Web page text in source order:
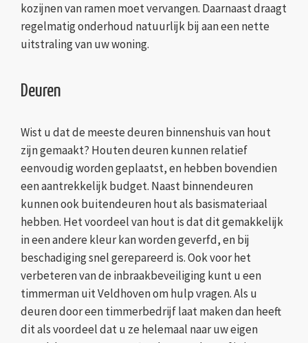
kozijnen van ramen moet vervangen. Daarnaast draagt
regelmatig onderhoud natuurlijk bij aan een nette
uitstraling van uw woning.
Deuren
Wist u dat de meeste deuren binnenshuis van hout
zijn gemaakt? Houten deuren kunnen relatief
eenvoudig worden geplaatst, en hebben bovendien
een aantrekkelijk budget. Naast binnendeuren
kunnen ook buitendeuren hout als basismateriaal
hebben. Het voordeel van hout is dat dit gemakkelijk
in een andere kleur kan worden geverfd, en bij
beschadiging snel gerepareerd is. Ook voor het
verbeteren van de inbraakbeveiliging kunt u een
timmerman uit Veldhoven om hulp vragen. Als u
deuren door een timmerbedrijf laat maken dan heeft
dit als voordeel dat u ze helemaal naar uw eigen